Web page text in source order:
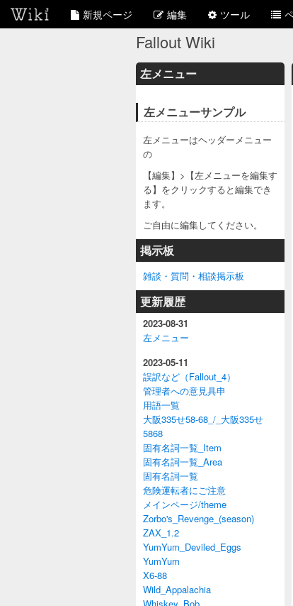
新規ページ 編集 ツール
Fallout Wiki
左メニュー
左メニューサンプル
左メニューはヘッダーメニュー
の
【編集】>【左メニューを編集す
る】をクリックすると編集でき
ます。
ご自由に編集してください。
掲示板
雑談・質問・相談掲示板
更新履歴
2023-08-31
左メニュー
2023-05-11
誤訳など（Fallout_4）
管理者への意見具申
用語一覧
大阪335せ58-68_/_大阪335せ
5868
固有名詞一覧_Item
固有名詞一覧_Area
固有名詞一覧
危険運転者にご注意
メインページ/theme
Zorbo's_Revenge_(season)
ZAX_1.2
YumYum_Deviled_Eggs
YumYum
X6-88
Wild_Appalachia